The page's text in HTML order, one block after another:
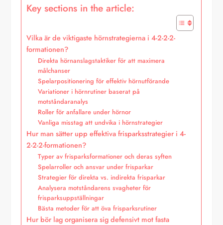
Key sections in the article:
Vilka är de viktigaste hörnstrategierna i 4-2-2-2-
formationen?
Direkta hörnanslagstaktiker för att maximera
målchanser
Spelarpositionering för effektiv hörnutförande
Variationer i hörnrutiner baserat på
motståndaranalys
Roller för anfallare under hörnor
Vanliga misstag att undvika i hörnstrategier
Hur man sätter upp effektiva frisparksstrategier i 4-
2-2-2-formationen?
Typer av frisparksformationer och deras syften
Spelarroller och ansvar under frisparkar
Strategier för direkta vs. indirekta frisparkar
Analysera motståndarens svagheter för
frisparksuppställningar
Bästa metoder för att öva frisparksrutiner
Hur bör lag organisera sig defensivt mot fasta